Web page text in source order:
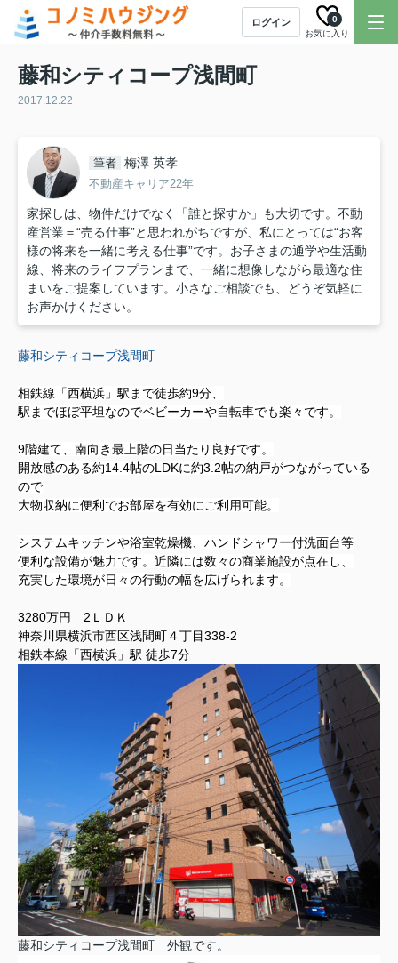
ログイン
お気に入り
0
藤和シティコープ浅間町
2017.12.22
筆者 梅澤 英孝
不動産キャリア22年
家探しは、物件だけでなく「誰と探すか」も大切です。不動
産営業＝“売る仕事”と思われがちですが、私にとっては“お客
様の将来を一緒に考える仕事”です。お子さまの通学や生活動
線、将来のライフプランまで、一緒に想像しながら最適な住
まいをご提案しています。小さなご相談でも、どうぞ気軽に
お声かけください。
藤和シティコープ浅間町
相鉄線「西横浜」駅まで徒歩約9分、
駅までほぼ平坦なのでベビーカーや自転車でも楽々です。
9階建て、南向き最上階の日当たり良好です。
開放感のある約14.4帖のLDKに約3.2帖の納戸がつながっている
ので
大物収納に便利でお部屋を有効にご利用可能。
システムキッチンや浴室乾燥機、ハンドシャワー付洗面台等
便利な設備が魅力です。 近隣には数々の商業施設が点在し、
充実した環境が日々の行動の幅を広げられます。
3280万円 2ＬＤＫ
神奈川県横浜市西区浅間町４丁目338-2
相鉄本線「西横浜」駅 徒歩7分
藤和シティコープ浅間町 外観です。